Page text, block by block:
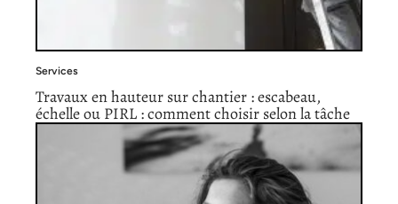
Services
Travaux en hauteur sur chantier : escabeau,
échelle ou PIRL : comment choisir selon la tâche